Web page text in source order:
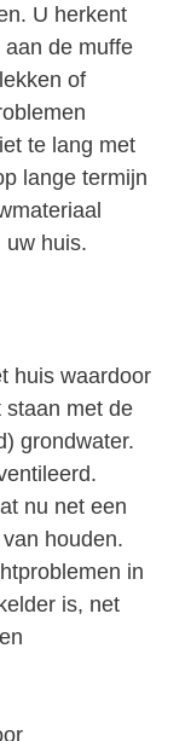
U herkent
de muffe
of
te lang met
lange termijn
uw huis.
huis waardoor
staan met de
grondwater.
nu net een
houden.
in
is, net